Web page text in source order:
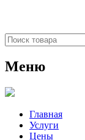
Меню
Главная
Услуги
Цены